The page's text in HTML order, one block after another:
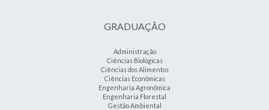
GRADUAÇÃO
Administração
Ciências Biológicas
Ciências dos Alimentos
Ciências Econômicas
Engenharia Agronômica
Engenharia Florestal
Gestão Ambiental